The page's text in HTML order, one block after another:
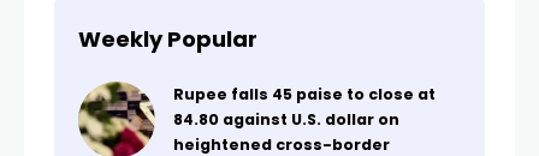
Weekly Popular
Rupee falls 45 paise to close at
84.80 against U.S. dollar on
heightened cross-border